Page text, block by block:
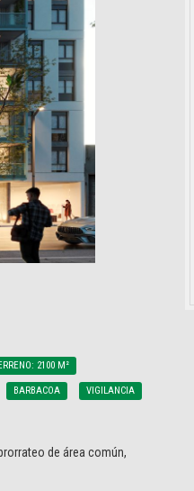
2100 M²
BARBACOA VIGILANCIA
de área común,